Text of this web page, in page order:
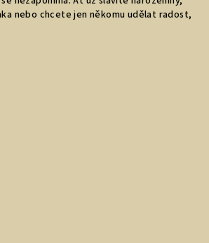
nebo chcete jen někomu udělat radost,